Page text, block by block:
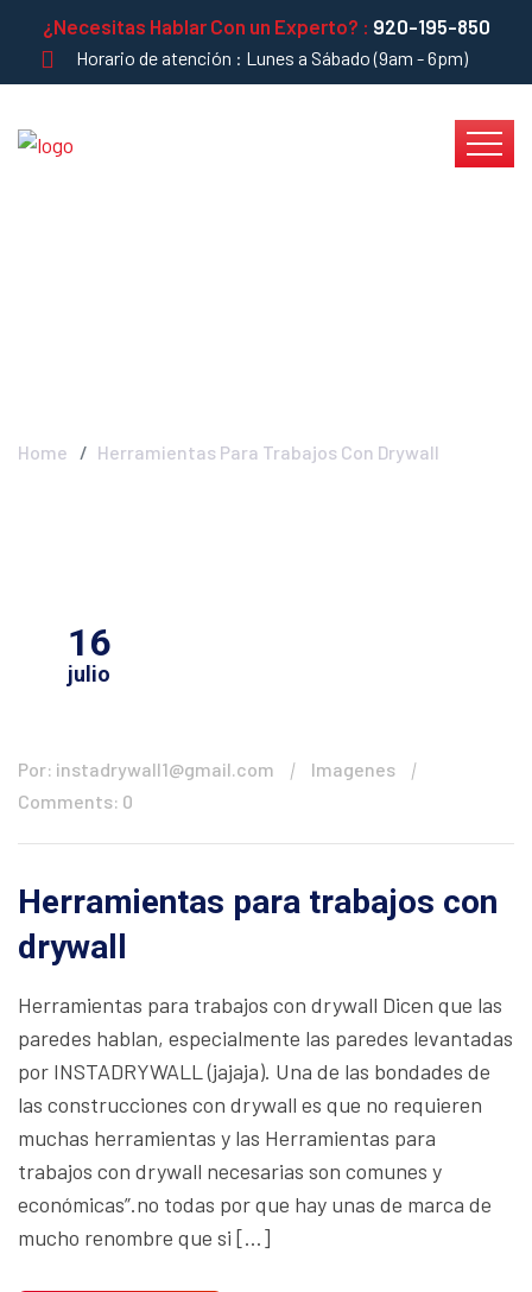
¿Necesitas Hablar Con un Experto? : 920-195-850
Horario de atención : Lunes a Sábado (9am - 6pm)
Home Herramientas Para Trabajos Con Drywall
16
julio
Por: instadrywall1@gmail.com
Imagenes
Comments: 0
Herramientas para trabajos con
drywall
Herramientas para trabajos con drywall Dicen que las
paredes hablan, especialmente las paredes levantadas
por INSTADRYWALL (jajaja). Una de las bondades de
las construcciones con drywall es que no requieren
muchas herramientas y las Herramientas para
trabajos con drywall necesarias son comunes y
económicas”.no todas por que hay unas de marca de
mucho renombre que si […]